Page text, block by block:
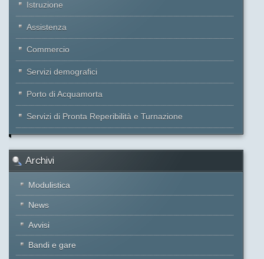
Istruzione
Assistenza
Commercio
Servizi demografici
Porto di Acquamorta
Servizi di Pronta Reperibilità e Turnazione
Archivi
Modulistica
News
Avvisi
Bandi e gare